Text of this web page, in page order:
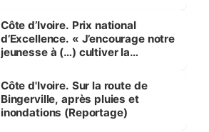
Côte d’Ivoire. Prix national
d’Excellence. « J’encourage notre
jeunesse à (…) cultiver la
(Alassane Ouattara
Côte d'Ivoire. Sur la route de
Bingerville, après pluies et
inondations (Reportage)